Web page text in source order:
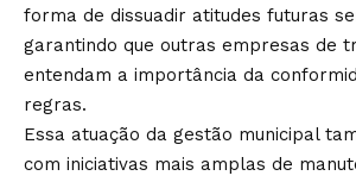
forma de dissuadir atitudes futuras
garantindo que outras empresas de
entendam a importância da
regras.
Essa atuação da gestão municipal
com iniciativas mais amplas de